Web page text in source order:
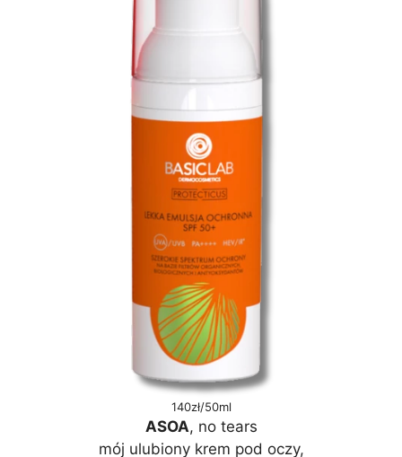
140zł/50ml
ASOA, no tears
mój ulubiony krem pod oczy,